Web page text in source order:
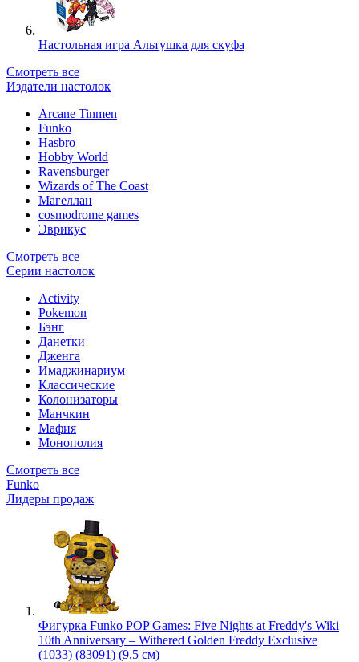
Настольная игра Альтушка для скуфа
Смотреть все
Издатели настолок
Arcane Tinmen
Funko
Hasbro
Hobby World
Ravensburger
Wizards of The Coast
Магеллан
сosmodrome games
Эврикус
Смотреть все
Серии настолок
Activity
Pokemon
Бэнг
Данетки
Дженга
Имаджинариум
Классические
Колонизаторы
Манчкин
Мафия
Монополия
Смотреть все
Funko
Лидеры продаж
Фигурка Funko POP Games: Five Nights at Freddy's Wiki
10th Anniversary – Withered Golden Freddy Exclusive
(1033) (83091) (9,5 см)